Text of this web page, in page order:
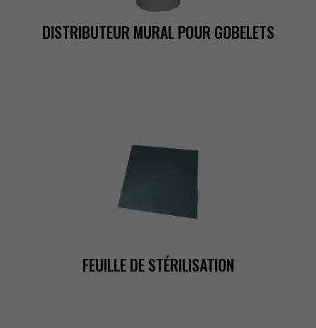
DISTRIBUTEURMURALPOURGOBELETS
FEUILLEDESTÉRILISATION